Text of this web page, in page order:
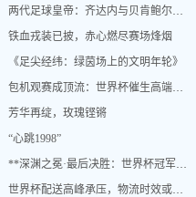
两代足球皇帝：齐达内与贝肯鲍尔的史诗对话
铁血戎装已披，赤心燃尽赛场烽烟
《足尖经纬：绿茵场上的文明年轮》
包机观赛成顶流：世界杯催生高端出行新风口
芳华再绽，玫瑰铿锵
“心跳1998”
**深渊之冕·最后决胜：世界杯冠军终章**
世界杯配送高峰承压，物流时效或遇延迟挑战